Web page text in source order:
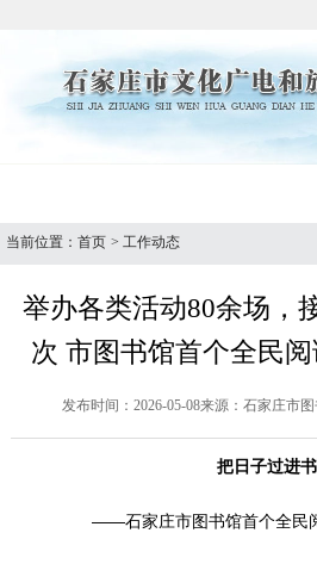
当前位置：首页 > 工作动态
举办各类活动80余场，
次 市图书馆首个全民
发布时间：2026-05-08来源：石家庄市
把日子过进
——石家庄市图书馆首个全民